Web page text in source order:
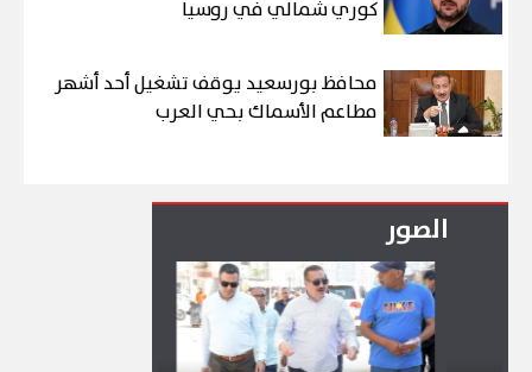
كوري شمالي في روسيا
محافظ بورسعيد يوقف تشغيل أحد أشهر
مطاعم الأسماك بحي العرب
الصور